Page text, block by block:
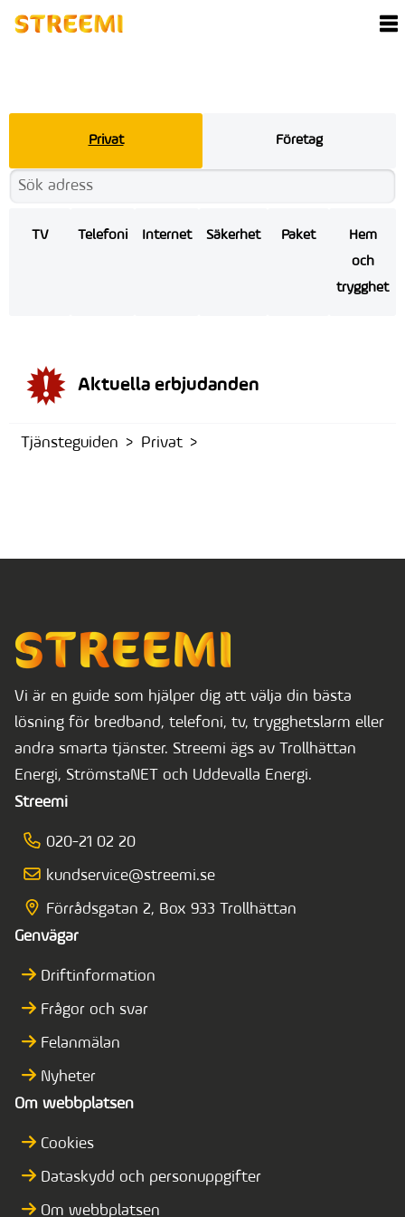
Privat Företag
TV Telefoni Internet Säkerhet Paket
Hem
och
trygghet
Aktuella erbjudanden
Tjänsteguiden Privat
Vi är en guide som hjälper dig att välja din bästa
lösning för bredband, telefoni, tv, trygghetslarm eller
andra smarta tjänster. Streemi ägs av Trollhättan
Energi, StrömstaNET och Uddevalla Energi.
Streemi
020-21 02 20
kundservice@streemi.se
Förrådsgatan 2, Box 933 Trollhättan
Genvägar
Driftinformation
Frågor och svar
Felanmälan
Nyheter
Om webbplatsen
Cookies
Dataskydd och personuppgifter
Om webbplatsen